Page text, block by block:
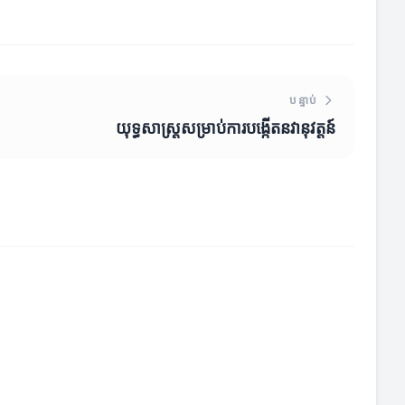
បន្ទាប់
យុទ្ធសាស្ត្រសម្រាប់ការបង្កើតនវានុវត្តន៍